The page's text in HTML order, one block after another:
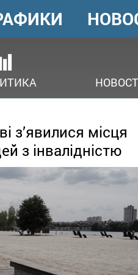
з’явилися місця
з інвалідністю